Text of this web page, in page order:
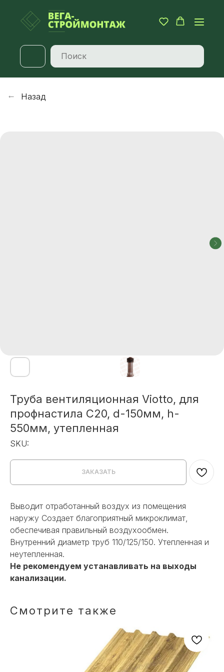
Назад
Труба вентиляционная Viotto, для
профнастила С20, d-150мм, h-
550мм, утепленная
SKU:
ЗАКАЗАТЬ
Выводит отработанный воздух из помещения
наружу Создает благоприятный микроклимат,
обеспечивая правильный воздухообмен.
Внутренний диаметр труб 110/125/150. Утепленная и
неутепленная.
Не рекомендуем устанавливать на выходы
канализации.
Смотрите также